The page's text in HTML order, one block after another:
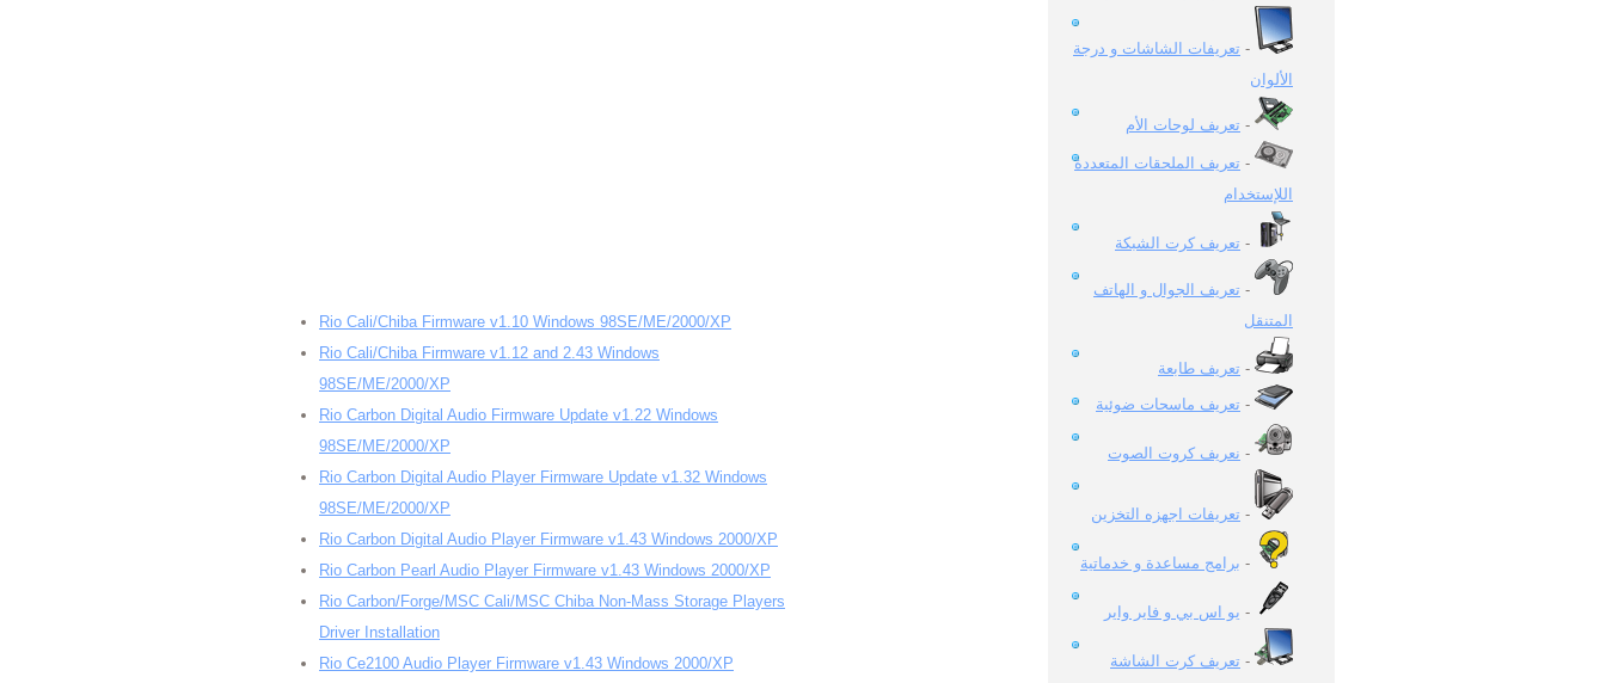
Rio Cali/Chiba Firmware v1.10 Windows 98SE/ME/2000/XP
Rio Cali/Chiba Firmware v1.12 and 2.43 Windows
98SE/ME/2000/XP
Rio Carbon Digital Audio Firmware Update v1.22 Windows
98SE/ME/2000/XP
Rio Carbon Digital Audio Player Firmware Update v1.32 Windows
98SE/ME/2000/XP
Rio Carbon Digital Audio Player Firmware v1.43 Windows 2000/XP
Rio Carbon Pearl Audio Player Firmware v1.43 Windows 2000/XP
Rio Carbon/Forge/MSC Cali/MSC Chiba Non-Mass Storage Players
Driver Installation
Rio Ce2100 Audio Player Firmware v1.43 Windows 2000/XP
- تعريفات الشاشات و درجة
الألوان
- تعريف لوحات الأم
- تعريف الملحقات المتعددة
اللإستخدام
- تعريف كرت الشبكة
- تعريف الجوال و الهاتف
المتنقل
- تعريف طابعة
- تعريف ماسحات ضوئية
- نعريف كروت الصوت
- تعريفات اجهزه التخزين
- برامج مساعدة و خدماتية
- يو اس بي و فاير واير
- تعريف كرت الشاشة